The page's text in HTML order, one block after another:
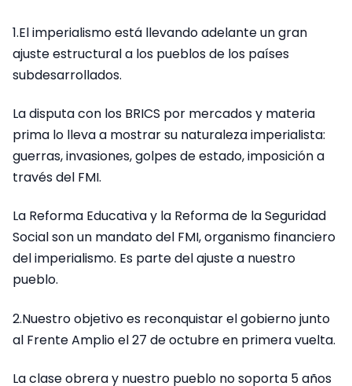
1.El imperialismo está llevando adelante un gran
ajuste estructural a los pueblos de los países
subdesarrollados.
La disputa con los BRICS por mercados y materia
prima lo lleva a mostrar su naturaleza imperialista:
guerras, invasiones, golpes de estado, imposición a
través del FMI.
La Reforma Educativa y la Reforma de la Seguridad
Social son un mandato del FMI, organismo financiero
del imperialismo. Es parte del ajuste a nuestro
pueblo.
2.Nuestro objetivo es reconquistar el gobierno junto
al Frente Amplio el 27 de octubre en primera vuelta.
La clase obrera y nuestro pueblo no soporta 5 años